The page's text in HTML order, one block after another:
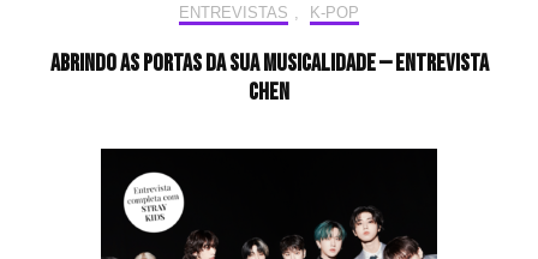
ENTREVISTAS K-POP
Abrindo as portas da sua musicalidade — Entrevista
CHEN